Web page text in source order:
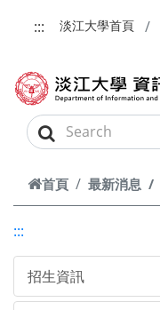
:::
淡江大學首頁
首頁 最新消息
:::
招生資訊